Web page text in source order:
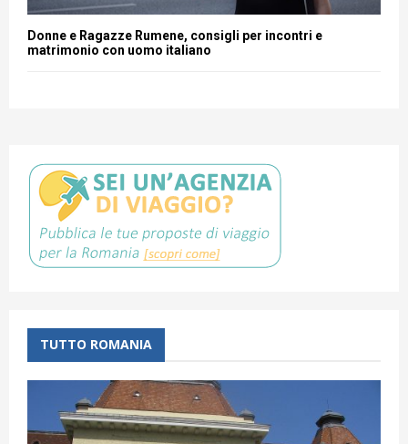
Donne e Ragazze Rumene, consigli per incontri e
matrimonio con uomo italiano
TUTTO ROMANIA